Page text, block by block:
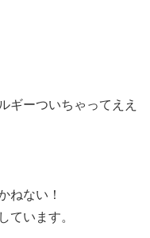
ギーついちゃってええ
ねない！
ています。